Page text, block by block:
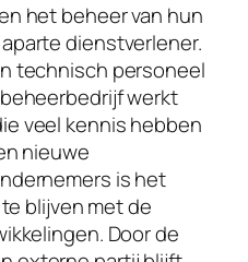
het beheer van hun
dienstverlener.
technisch personeel
werkt
veel kennis hebben
nieuwe
is het
blijven met de
Door de